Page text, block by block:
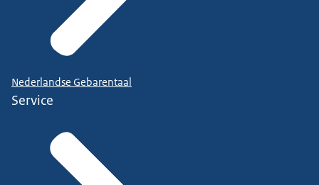
Nederlandse Gebarentaal
Service